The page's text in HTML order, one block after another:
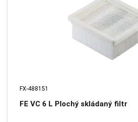
FX-488151
FE VC 6 L Plochý skládaný filtr